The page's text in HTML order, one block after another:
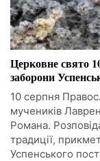
Церковне свято
заборони
10 серпня
мучеників
Романа.
традиції,
Успенського